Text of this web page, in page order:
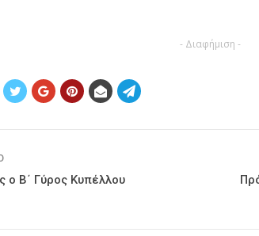
- Διαφήμιση -
ο Β΄ Γύρος Κυπέλλου